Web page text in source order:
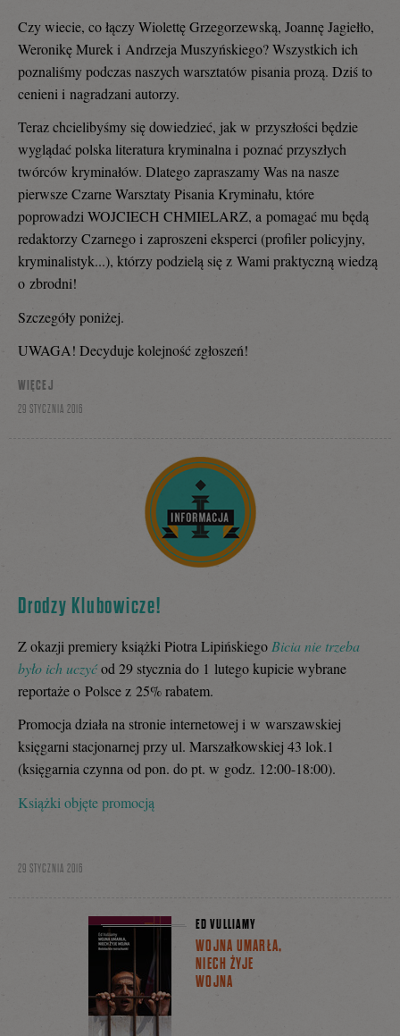
Czy wiecie, co łączy Wiolettę Grzegorzewską, Joannę Jagiełło,
Weronikę Murek i Andrzeja Muszyńskiego? Wszystkich ich
poznaliśmy podczas naszych warsztatów pisania prozą. Dziś to
cenieni i nagradzani autorzy.
Teraz chcielibyśmy się dowiedzieć, jak w przyszłości będzie
wyglądać polska literatura kryminalna i poznać przyszłych
twórców kryminałów. Dlatego zapraszamy Was na nasze
pierwsze Czarne Warsztaty Pisania Kryminału, które
poprowadzi WOJCIECH CHMIELARZ, a pomagać mu będą
redaktorzy Czarnego i zaproszeni eksperci (profiler policyjny,
kryminalistyk...), którzy podzielą się z Wami praktyczną wiedzą
o zbrodni!
Szczegóły poniżej.
UWAGA! Decyduje kolejność zgłoszeń!
WIĘCEJ
29 STYCZNIA 2016
Drodzy Klubowicze!
Z okazji premiery książki Piotra Lipińskiego Bicia nie trzeba
było ich uczyćod 29 stycznia do 1 lutego kupicie wybrane
reportaże o Polsce z 25% rabatem.
Promocja działa na stronie internetowej i w warszawskiej
księgarni stacjonarnej przy ul. Marszałkowskiej 43 lok.1
(księgarnia czynna od pon. do pt. w godz. 12:00-18:00).
Książki objęte promocją
29 STYCZNIA 2016
ED VULLIAMY
WOJNA UMARŁA,
NIECH ŻYJE
WOJNA